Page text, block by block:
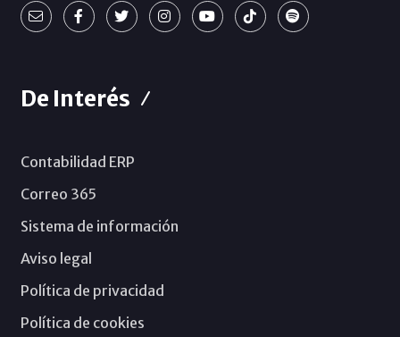
De Interés
Contabilidad ERP
Correo 365
Sistema de información
Aviso legal
Política de privacidad
Política de cookies